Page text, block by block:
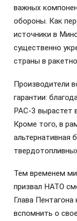
важных
обороны. Как
источники в
существенно
страны в
Производители
гарантии:
PAC-3 вырастет
Кроме того, в
альтернативная
Тем временем
призвал НАТО
Глава
вспомнить о